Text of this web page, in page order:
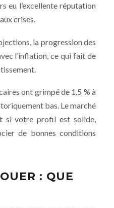
eu l’excellente réputation
crises.
la progression des
l’inflation, ce qui fait de
ont grimpé de 1,5 % à
bas. Le marché
si votre profil est solide,
de bonnes conditions
: QUE